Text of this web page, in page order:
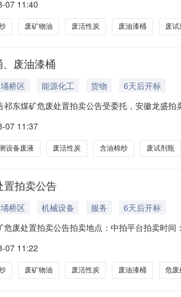
终价格为：4000-成交价（优惠额度）废活性
07 11:40
废矿物油 废活性炭 废油漆桶 废试
废油漆桶
桥区 能源化工 货物
6天后开标
祁东煤矿危废处置拍卖公告受委托，安徽龙盛
终价格为：4000-成交价（优惠额度）废活性
07 11:37
设备废液 废活性炭 含油棉纱 废试剂瓶
置拍卖公告
桥区 机械设备 服务
6天后开标
危废处置拍卖公告拍卖地点：中拍平台拍卖时
047-49一年处置权（约0.95吨）0元/吨（起
07 11:22
废矿物油 废活性炭 废油漆桶 危废